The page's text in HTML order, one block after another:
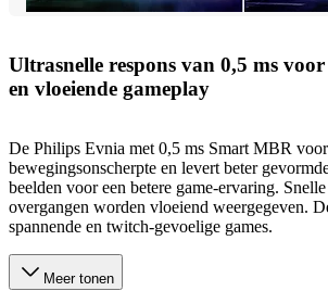
Ultrasnelle respons van 0,5 ms voor
en vloeiende gameplay
De Philips Evnia met 0,5 ms Smart MBR
bewegingsonscherpte en levert beter
beelden voor een betere game-ervaring.
overgangen worden vloeiend weergegeven.
spannende en twitch-gevoelige games.
Meer tonen